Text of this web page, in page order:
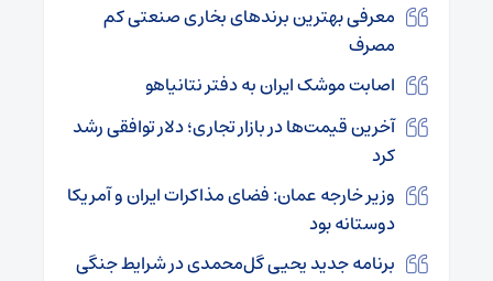
معرفی بهترین برندهای بخاری صنعتی کم
مصرف
اصابت موشک ایران به دفتر نتانیاهو
آخرین قیمت‌ها در بازار تجاری؛ دلار توافقی رشد
کرد
وزیر خارجه عمان: فضای مذاکرات ایران و آمریکا
دوستانه بود
برنامه جدید یحیی گل‌محمدی در شرایط جنگی